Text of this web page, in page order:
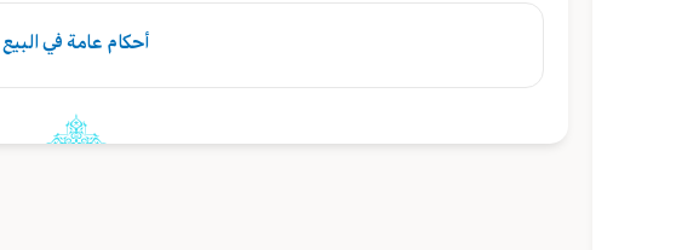
أحكام عامة في البيع